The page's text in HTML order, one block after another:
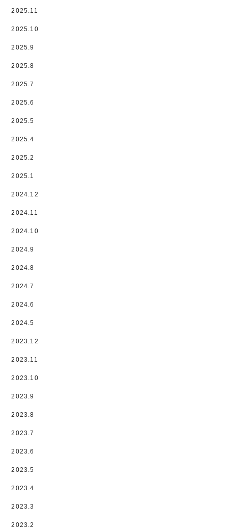
2025.11
2025.10
2025.9
2025.8
2025.7
2025.6
2025.5
2025.4
2025.2
2025.1
2024.12
2024.11
2024.10
2024.9
2024.8
2024.7
2024.6
2024.5
2023.12
2023.11
2023.10
2023.9
2023.8
2023.7
2023.6
2023.5
2023.4
2023.3
2023.2